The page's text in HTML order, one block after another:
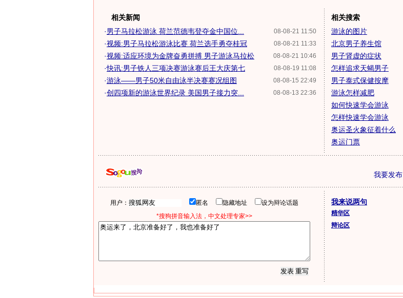
相关新闻
08-08-21 11:50
·男子马拉松游泳 荷兰范德韦登夺金中国位...
08-08-21 11:33
·视频:男子马拉松游泳比赛 荷兰选手勇夺桂冠
08-08-21 10:46
·视频:适应环境为金牌奋勇拼搏 男子游泳马拉松
08-08-19 11:08
·快讯:男子铁人三项决赛游泳赛后王大庆第七
08-08-15 22:49
·游泳——男子50米自由泳半决赛赛况组图
08-08-13 22:36
·创四项新的游泳世界纪录 美国男子接力突...
相关搜索
游泳的图片
北京男子养生馆
男子肾虚的症状
怎样追求天蝎男子
男子泰式保健按摩
游泳怎样减肥
如何快速学会游泳
怎样快速学会游泳
奥运圣火象征着什么
奥运门票
我要发布
用户： 匿名 隐藏地址
设为辩论话题
*搜狗拼音输入法，中文处理专家>>
我来说两句
精华区
辩论区